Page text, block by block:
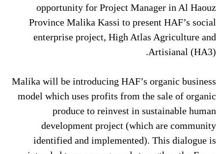
opportunity for Project Manager in Al Haouz
Province Malika Kassi to present HAF’s social
enterprise project, High Atlas Agriculture and
Artisianal (HA3).
Malika will be introducing HAF’s organic business
model which uses profits from the sale of organic
produce to reinvest in sustainable human
development project (which are community
identified and implemented). This dialogue is